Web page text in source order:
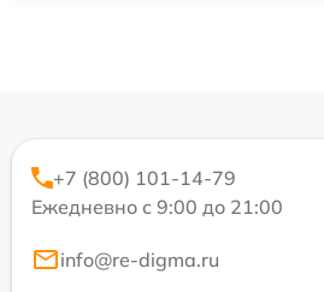
+7 (800) 101-14-79
Ежедневно с 9:00 до 21:00
info@re-digma.ru